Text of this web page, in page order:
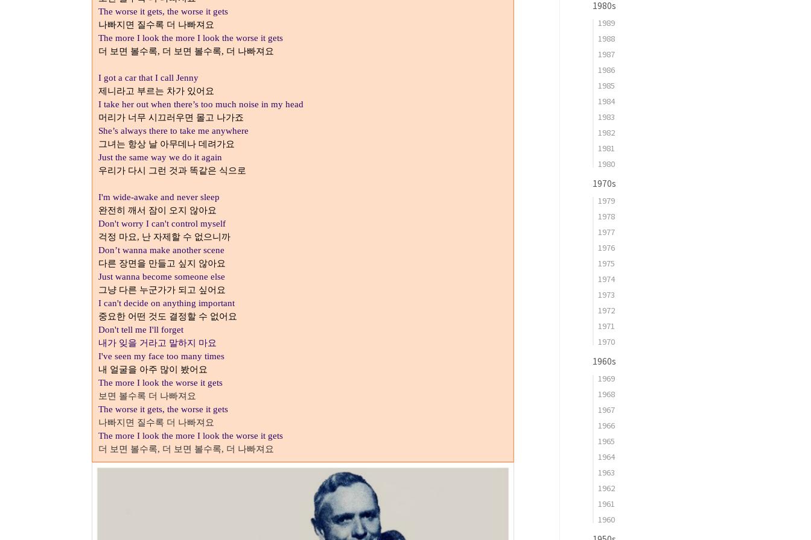
The worse it gets, the worse it gets
나빠지면 질수록 더 나빠져요
The more I look the more I look the worse it gets
더 보면 볼수록, 더 보면 볼수록, 더 나빠져요
I got a car that I call Jenny
제니라고 부르는 차가 있어요
I take her out when there’s too much noise in my head
머리가 너무 시끄러우면 몰고 나가죠
She’s always there to take me anywhere
그녀는 항상 날 아무데나 데려가요
Just the same way we do it again
우리가 다시 그런 것과 똑같은 식으로
I'm wide-awake and never sleep
완전히 깨서 잠이 오지 않아요
Don't worry I can't control myself
걱정 마요, 난 자제할 수 없으니까
Don’t wanna make another scene
다른 장면을 만들고 싶지 않아요
Just wanna become someone else
그냥 다른 누군가가 되고 싶어요
I can't decide on anything important
중요한 어떤 것도 결정할 수 없어요
Don't tell me I'll forget
내가 잊을 거라고 말하지 마요
I've seen my face too many times
내 얼굴을 아주 많이 봤어요
The more I look the worse it gets
보면 볼수록 더 나빠져요
The worse it gets, the worse it gets
나빠지면 질수록 더 나빠져요
The more I look the more I look the worse it gets
더 보면 볼수록, 더 보면 볼수록, 더 나빠져요
1980s
1989
1988
1987
1986
1985
1984
1983
1982
1981
1980
1970s
1979
1978
1977
1976
1975
1974
1973
1972
1971
1970
1960s
1969
1968
1967
1966
1965
1964
1963
1962
1961
1960